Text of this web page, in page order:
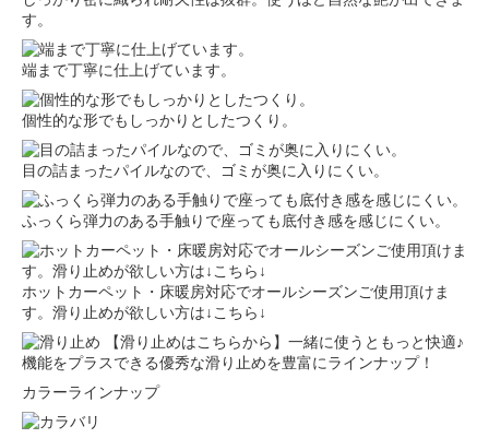
す。
端まで丁寧に仕上げています。
個性的な形でもしっかりとしたつくり。
目の詰まったパイルなので、ゴミが奥に入りにくい。
ふっくら弾力のある手触りで座っても底付き感を感じにくい。
ホットカーペット・床暖房対応でオールシーズンご使用頂けま
す。滑り止めが欲しい方は↓こちら↓
【滑り止めはこちらから】一緒に使うともっと快適♪
機能をプラスできる優秀な滑り止めを豊富にラインナップ！
カラーラインナップ